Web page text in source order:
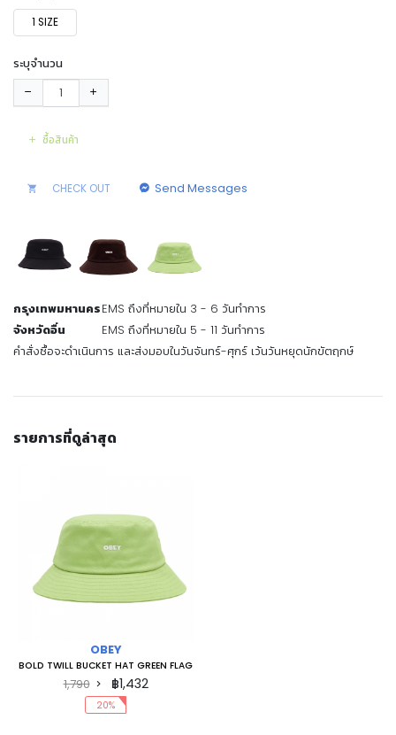
1 SIZE
ระบุจำนวน
ซื้อสินค้า
CHECK OUT Send Messages
กรุงเทพมหานครEMS ถึงที่หมายใน 3 - 6 วันทำการ
จังหวัดอื่น
EMS ถึงที่หมายใน 5 - 11 วันทำการ
คำสั่งซื้อจะดำเนินการ และส่งมอบในวันจันทร์-ศุกร์ เว้นวันหยุดนักขัตฤกษ์
รายการที่ดูล่าสุด
OBEY
BOLD TWILL BUCKET HAT GREEN FLAG
1,790 ฿1,432
20%